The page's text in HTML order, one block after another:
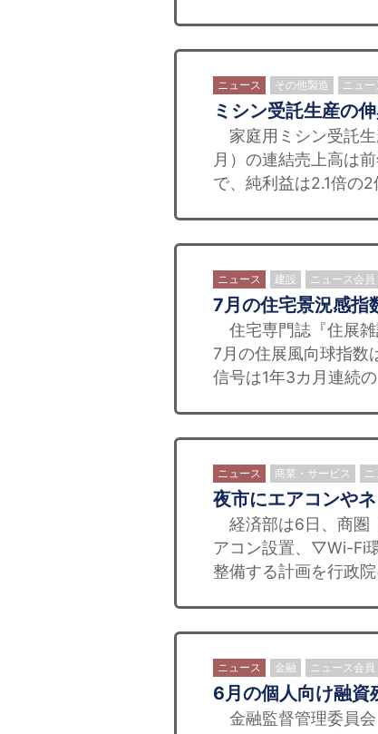
ニュース その他製造 ニュー
ミシン受託生産の
家庭用ミシン受託生
月）の連結売上高は
で、純利益は2.1倍の
ニュース 建設 ニュース会員
7月の住宅景況感指
住宅専門誌『住展雑
7月の住展風向球指数
信号は1年3カ月連続
ニュース 商業・サービス ニ
夜市にエアコンや
経済部は6日、商圏
アコン設置、▽Wi-Fi
整備する計画を行政
ニュース 金融 ニュース会員
6月の個人向け融
金融監督管理委員